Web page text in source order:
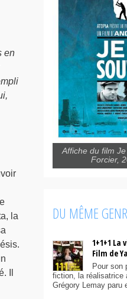
en
la
Il
Affiche du film
Forcier,
DU MÊME
1+1+1 La
Film de
Pour son
fiction, la réalisatrice
Grégory Lemay paru